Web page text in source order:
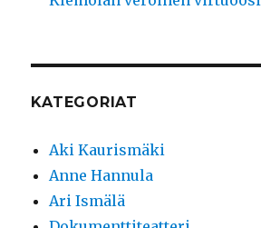
KATEGORIAT
Aki Kaurismäki
Anne Hannula
Ari Ismälä